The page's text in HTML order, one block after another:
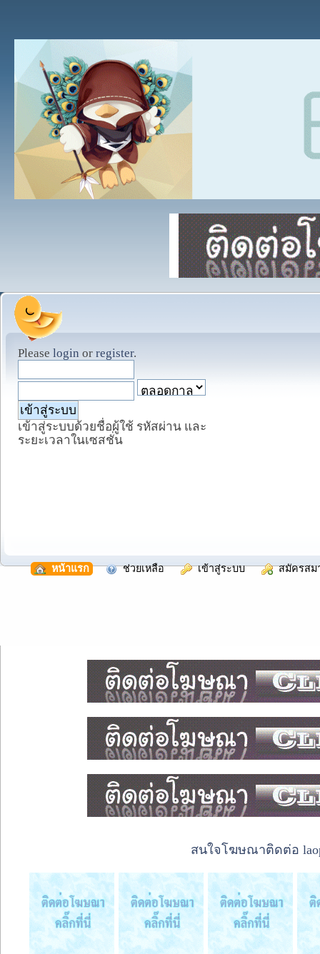
Please login or register.
เข้าสู่ระบบด้วยชื่อผู้ใช้ รหัสผ่าน และ
ระยะเวลาในเซสชั่น
หน้าแรก ช่วยเหลือ เข้าสู่ระบบ สมัครสม
สนใจโฆษณาติดต่อ